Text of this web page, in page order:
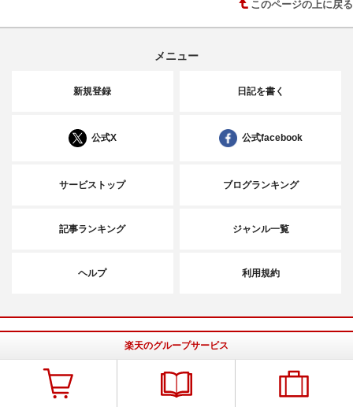
このページの上に戻る
メニュー
新規登録 日記を書く
公式X 公式facebook
サービストップ ブログランキング
記事ランキング ジャンル一覧
ヘルプ 利用規約
楽天のグループサービス